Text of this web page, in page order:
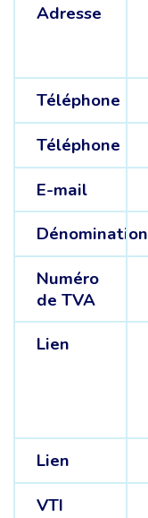
Adresse
Téléphone
Téléphone
E-mail
Dénomination
Numéro
de TVA
Lien
Lien
VTI